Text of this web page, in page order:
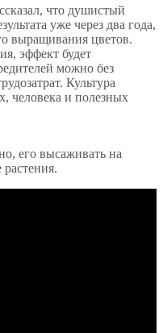
что душистый
уже через два года,
выращивания цветов.
эффект будет
можно без
Культура
человека и полезных
его высаживать на